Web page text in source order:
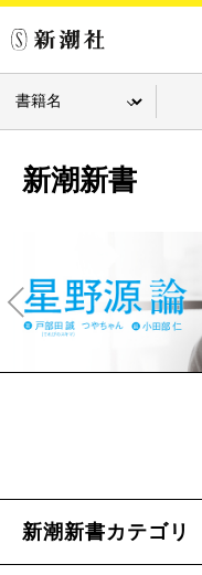
新潮新書
v
新潮新書カテゴリ